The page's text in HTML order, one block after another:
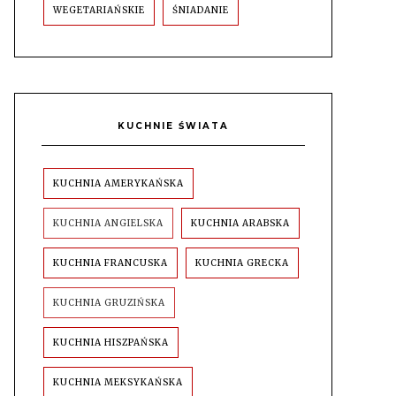
WEGETARIAŃSKIE ŚNIADANIE
KUCHNIE ŚWIATA
KUCHNIA AMERYKAŃSKA
KUCHNIA ANGIELSKA KUCHNIA ARABSKA
KUCHNIA FRANCUSKA KUCHNIA GRECKA
KUCHNIA GRUZIŃSKA
KUCHNIA HISZPAŃSKA
KUCHNIA MEKSYKAŃSKA